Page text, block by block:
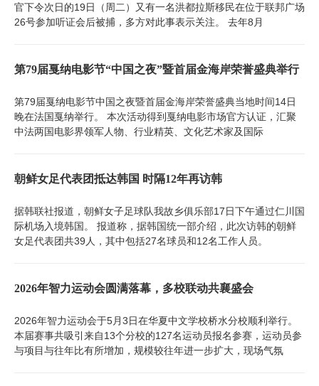
官下令次日的19日（周二）又有一名洪都拉斯移民在位于联邦广场
26号参加听证会后被捕，多方对此事表示关注。 去年8月
第79届戛纳电影节“中国之夜”暨首届金海岸荣誉盛典举行
第79届戛纳电影节中国之夜暨首届金海岸荣誉盛典当地时间14日
晚在法国戛纳举行。 本次活动得到戛纳电影市场官方认证，汇聚
中法两国电影界领军人物、行业精英、文化艺术家及国际
朝鲜女足代表团抵达韩国 时隔12年再访韩
据韩联社报道，朝鲜女子足球队我故乡俱乐部17日下午通过仁川国
际机场入境韩国。 报道称，据韩国统一部介绍，此次访韩的朝鲜
女足代表团共39人，其中包括27名球员和12名工作人员。
2026年智力运动会圆满落幕，多校联动共襄盛会
2026年智力运动会于5月3日在华夏中文学校桥水分校顺利举行。
本届赛事共吸引来自13个分校的127名运动员报名参赛，运动员参
与项目与往年比有所增加，规模较往年进一步扩大，现场气氛